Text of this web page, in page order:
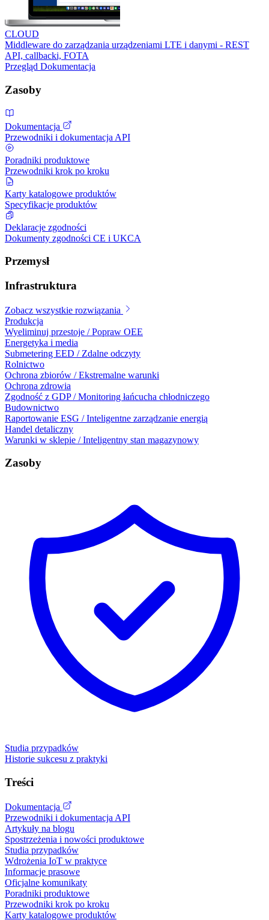
CLOUD
Middleware do zarządzania urządzeniami LTE i danymi - REST
API, callbacki, FOTA
Przegląd Dokumentacja
Zasoby
Dokumentacja
Przewodniki i dokumentacja API
Poradniki produktowe
Przewodniki krok po kroku
Karty katalogowe produktów
Specyfikacje produktów
Deklaracje zgodności
Dokumenty zgodności CE i UKCA
Przemysł
Infrastruktura
Zobacz wszystkie rozwiązania
Produkcja
Wyeliminuj przestoje / Popraw OEE
Energetyka i media
Submetering EED / Zdalne odczyty
Rolnictwo
Ochrona zbiorów / Ekstremalne warunki
Ochrona zdrowia
Zgodność z GDP / Monitoring łańcucha chłodniczego
Budownictwo
Raportowanie ESG / Inteligentne zarządzanie energią
Handel detaliczny
Warunki w sklepie / Inteligentny stan magazynowy
Zasoby
Studia przypadków
Historie sukcesu z praktyki
Treści
Dokumentacja
Przewodniki i dokumentacja API
Artykuły na blogu
Spostrzeżenia i nowości produktowe
Studia przypadków
Wdrożenia IoT w praktyce
Informacje prasowe
Oficjalne komunikaty
Poradniki produktowe
Przewodniki krok po kroku
Karty katalogowe produktów